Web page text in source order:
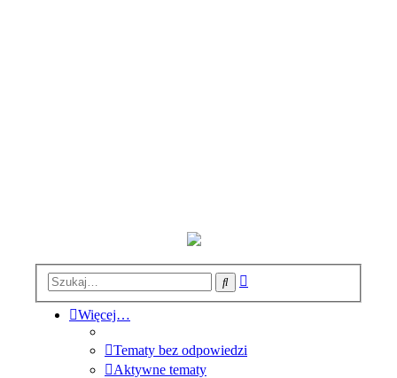
Szukaj
Więcej…
Tematy bez odpowiedzi
Aktywne tematy